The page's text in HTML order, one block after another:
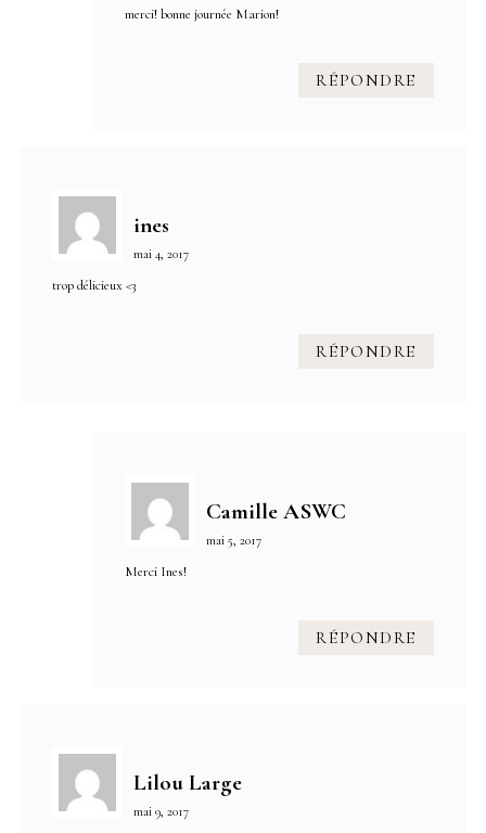
merci! bonne journée Marion!
RÉPONDRE
ines
mai 4, 2017
trop délicieux <3
RÉPONDRE
Camille ASWC
mai 5, 2017
Merci Ines!
RÉPONDRE
Lilou Large
mai 9, 2017